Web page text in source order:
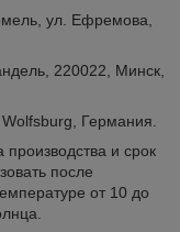
ул. Ефремова,
220022, Минск,
Германия.
и срок
после
от 10 до